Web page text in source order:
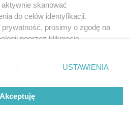
skanować
do celów identyfikacji.
prosimy o zgodę na
poprzez kliknięcie
przycisk ustawień prywatności
rogu strony
nie wymagają zgody
sprzeciwić się takiemu
będą miały zastosowanie tylko
USTAWIENIA
Akceptuję